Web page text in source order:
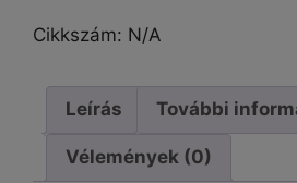
14
mennyiség
Cikkszám: N/A
Leírás További
Vélemények (0)